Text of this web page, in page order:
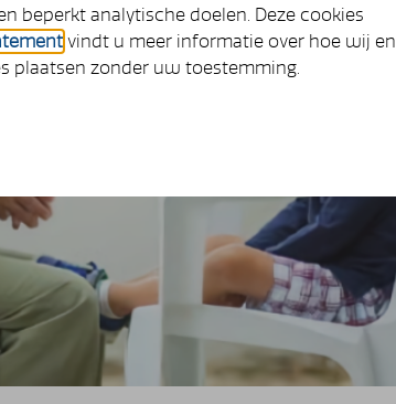
beperkt analytische doelen. Deze cookies
vindt u meer informatie over hoe wij en
plaatsen zonder uw toestemming.